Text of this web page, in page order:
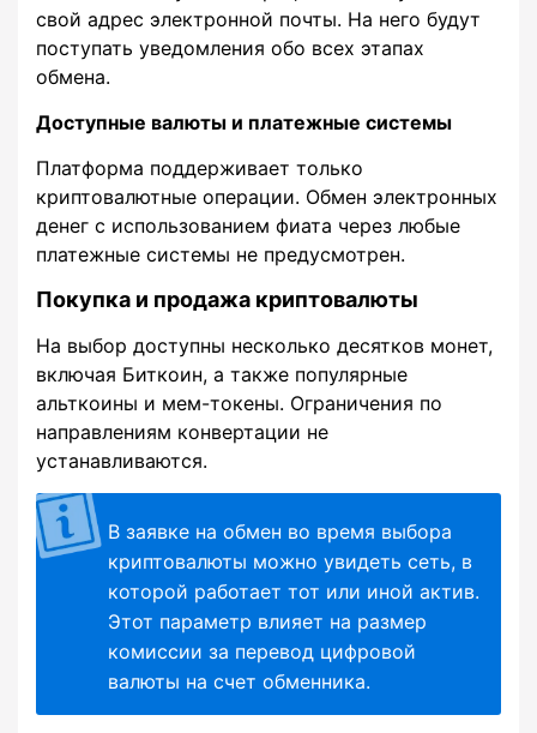
свой адрес электронной почты. На него будут
поступать уведомления обо всех этапах
обмена.
Доступные валюты и платежные системы
Платформа поддерживает только
криптовалютные операции. Обмен электронных
денег с использованием фиата через любые
платежные системы не предусмотрен.
Покупка и продажа криптовалюты
На выбор доступны несколько десятков монет,
включая Биткоин, а также популярные
альткоины и мем-токены. Ограничения по
направлениям конвертации не
устанавливаются.
В заявке на обмен во время выбора
криптовалюты можно увидеть сеть, в
которой работает тот или иной актив.
Этот параметр влияет на размер
комиссии за перевод цифровой
валюты на счет обменника.